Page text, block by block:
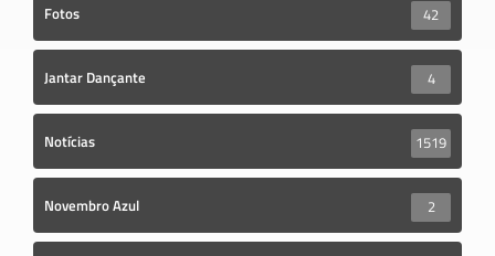
Fotos 42
Jantar Dançante 4
Notícias 1519
Novembro Azul 2